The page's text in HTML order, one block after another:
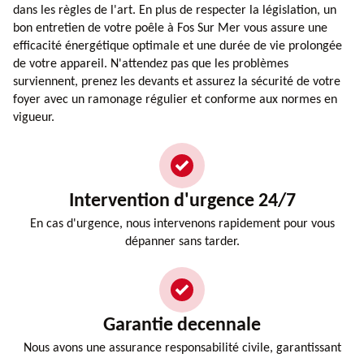
dans les règles de l'art. En plus de respecter la législation, un
bon entretien de votre poêle à Fos Sur Mer vous assure une
efficacité énergétique optimale et une durée de vie prolongée
de votre appareil. N'attendez pas que les problèmes
surviennent, prenez les devants et assurez la sécurité de votre
foyer avec un ramonage régulier et conforme aux normes en
vigueur.
Intervention d'urgence 24/7
En cas d'urgence, nous intervenons rapidement pour vous
dépanner sans tarder.
Garantie decennale
Nous avons une assurance responsabilité civile, garantissant